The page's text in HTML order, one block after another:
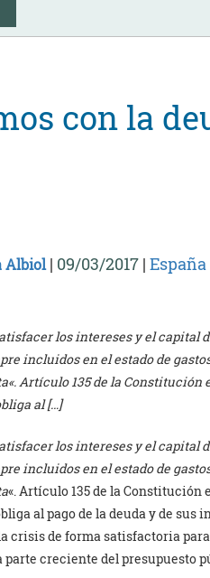
con la
Albiol| 09/03/2017 | España
los intereses y el capital
incluidos en el estado de
Artículo 135 de la Constitución
al […]
los intereses y el capital
incluidos en el estado de
«. Artículo 135 de la Constitución
al pago de la deuda y de
crisis de forma satisfactoria
creciente del presupuesto